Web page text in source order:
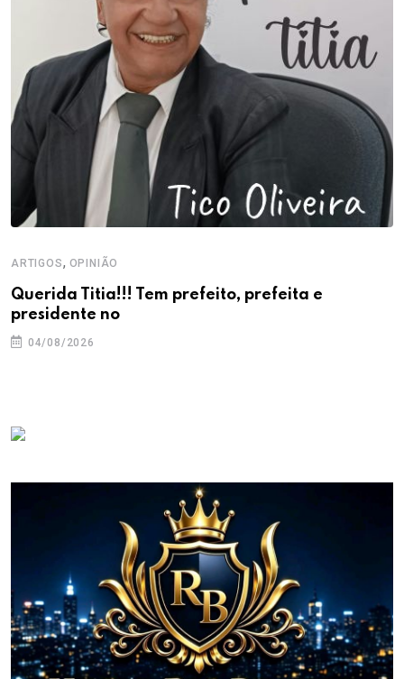
ARTIGOS, OPINIÃO
Querida Titia!!! Tem prefeito, prefeita e
presidente no
04/08/2026